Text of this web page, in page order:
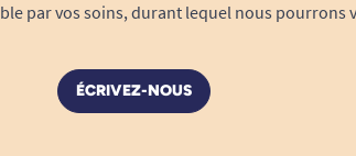
par vos soins, durant lequel nous pourrons
ÉCRIVEZ-NOUS